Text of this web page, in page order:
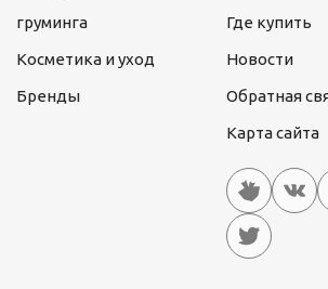
груминга
Косметика и уход
Бренды
Где купить
Новости
Обратная
Карта сайта